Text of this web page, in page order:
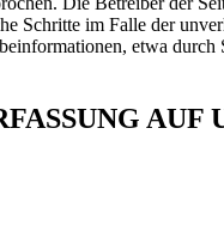
Schritte im Falle der
etwa durch
AUF